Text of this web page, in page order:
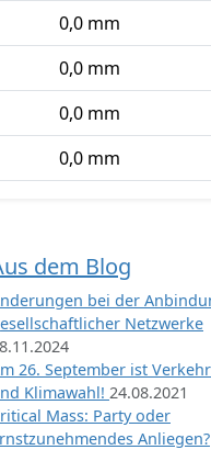
0,0 mm
0,0 mm
0,0 mm
0,0 mm
dem Blog
bei der
Netzwerke
26. September ist
Klimawahl! 24.08.2021
Mass: Party oder
Anliegen?